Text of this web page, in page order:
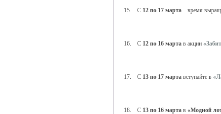
15. С 12 по 17 марта – время
16. С 12 по 16 марта в акции
17. С 13 по 17 марта вступайте в
18. С 13 по 16 марта в «Модной